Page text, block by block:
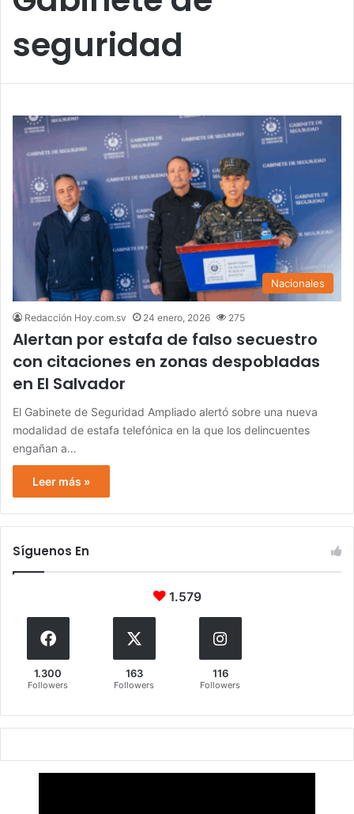
seguridad
Nacionales
Redacción Hoy.com.sv 24 enero, 2026 275
Alertan por estafa de falso secuestro
con citaciones en zonas despobladas
en El Salvador
El Gabinete de Seguridad Ampliado alertó sobre una nueva
modalidad de estafa telefónica en la que los delincuentes
engañan a…
Leer más »
Síguenos En
1.579
1.300
Followers
163
Followers
116
Followers